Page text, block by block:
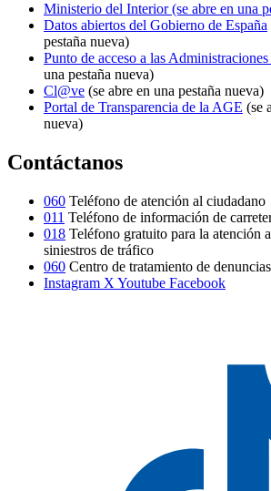
Ministerio del Interior(se abre en una
Datos abiertos del Gobierno de España
pestaña nueva)
Punto de acceso a las
una pestaña nueva)
Cl@ve (se abre en una pestaña nueva)
Portal de Transparencia de la AGE (se
nueva)
Contáctanos
060 Teléfono de atención al ciudadano
011 Teléfono de información de
018 Teléfono gratuito para la atención
siniestros de tráfico
060 Centro de tratamiento de
Instagram X Youtube Facebook